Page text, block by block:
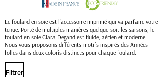
Le foulard en soie est l'accessoire imprimé qui va parfaire votre
tenue. Porté de multiples manières quelque soit les saisons, le
foulard en soie Clara Degand est fluide, aérien et moderne.
Nous vous proposons différents motifs inspirés des Années
folles dans deux coloris distincts pour chaque foulard.
Filtrer